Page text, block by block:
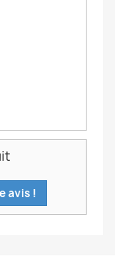
avis !